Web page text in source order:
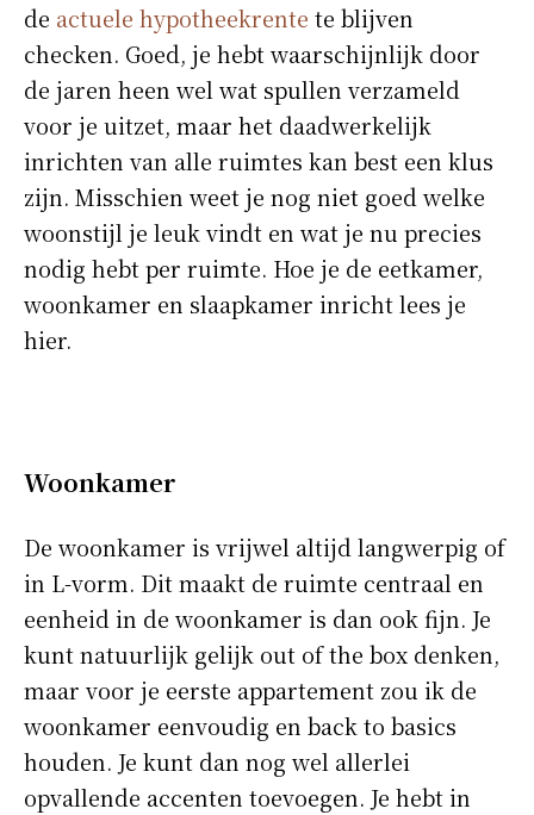
de actuele hypotheekrente te blijven
checken. Goed, je hebt waarschijnlijk door
de jaren heen wel wat spullen verzameld
voor je uitzet, maar het daadwerkelijk
inrichten van alle ruimtes kan best een klus
zijn. Misschien weet je nog niet goed welke
woonstijl je leuk vindt en wat je nu precies
nodig hebt per ruimte. Hoe je de eetkamer,
woonkamer en slaapkamer inricht lees je
hier.
Woonkamer
De woonkamer is vrijwel altijd langwerpig of
in L-vorm. Dit maakt de ruimte centraal en
eenheid in de woonkamer is dan ook fijn. Je
kunt natuurlijk gelijk out of the box denken,
maar voor je eerste appartement zou ik de
woonkamer eenvoudig en back to basics
houden. Je kunt dan nog wel allerlei
opvallende accenten toevoegen. Je hebt in